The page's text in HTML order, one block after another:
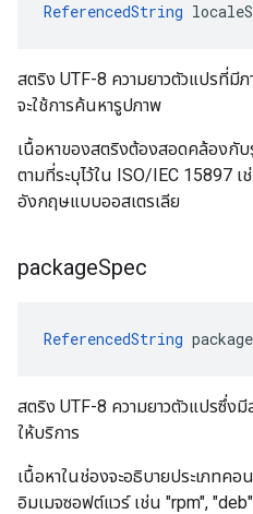
ReferencedString
สตริง UTF-8 ความยาวตัวแปรที่
จะใช้การค้นหารูปภาพ
เนื้อหาของสตริงต้องสอดคล้องกั
ตามที่ระบุไว้ใน ISO/IEC 15897 เ
อังกฤษแบบออสเตรเลีย
packageSpec
ReferencedString
สตริง UTF-8 ความยาวตัวแปรซึ่ง
ให้บริการ
เนื้อหาในช่องจะอธิบายประเภทค
อิมเมจซอฟต์แวร์ เช่น "rpm",